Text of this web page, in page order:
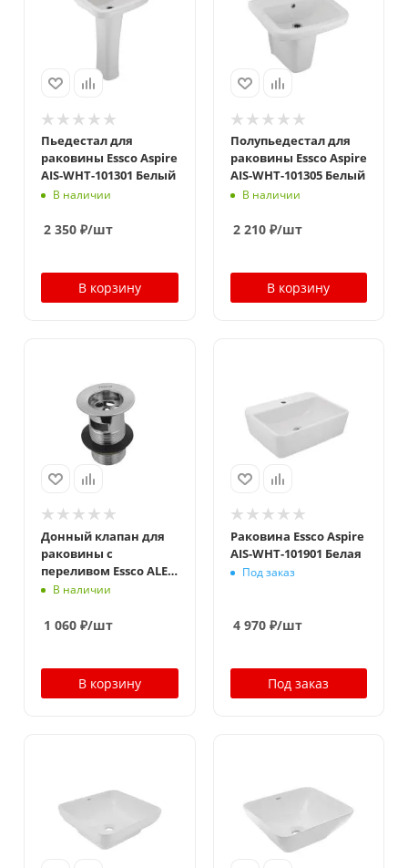
Пьедестал для
раковины Essco Aspire
AIS-WHT-101301 Белый
В наличии
2 350 ₽/шт
В корзину
Полупьедестал для
раковины Essco Aspire
AIS-WHT-101305 Белый
В наличии
2 210₽/шт
В корзину
Донный клапан для
раковины с
переливом Essco ALE-
CHR-544NHT Хром
В наличии
1 060 ₽/шт
В корзину
Раковина Essco Aspire
AIS-WHT-101901 Белая
Под заказ
4 970₽/шт
Под заказ